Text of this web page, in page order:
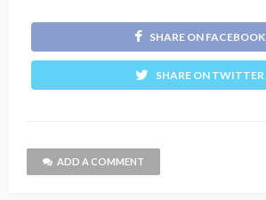
SHARE ON FACEBOOK
SHARE ON TWITTER
ADD A COMMENT